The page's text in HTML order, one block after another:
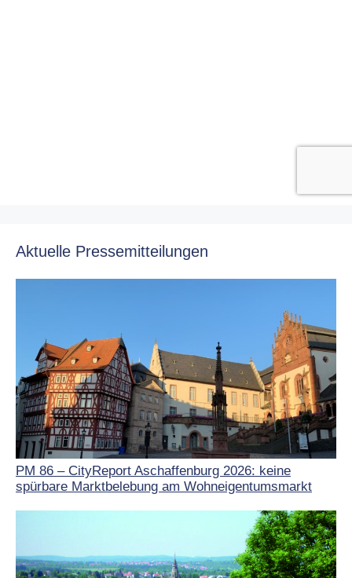
Aktuelle Pressemitteilungen
PM 86 – CityReport Aschaffenburg 2026: keine
spürbare Marktbelebung am Wohneigentumsmarkt